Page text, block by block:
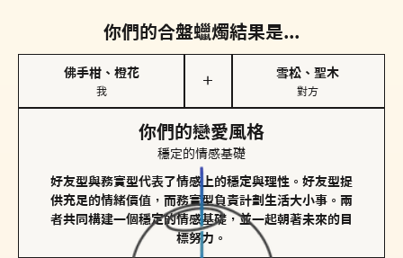
你們的合盤蠟燭結果是...
佛手柑、橙花
我
＋
雪松、聖木
對方
你們的戀愛風格
穩定的情感基礎
好友型與務實型代表了情感上的穩定與理性。好友型提
供充足的情緒價值，而務實型負責計劃生活大小事。兩
者共同構建一個穩定的情感基礎，並一起朝著未來的目
標努力。